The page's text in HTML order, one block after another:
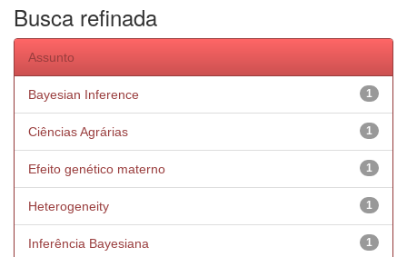
Busca refinada
Assunto
1
Bayesian Inference
1
Ciências Agrárias
1
Efeito genético materno
1
Heterogeneity
1
Inferência Bayesiana